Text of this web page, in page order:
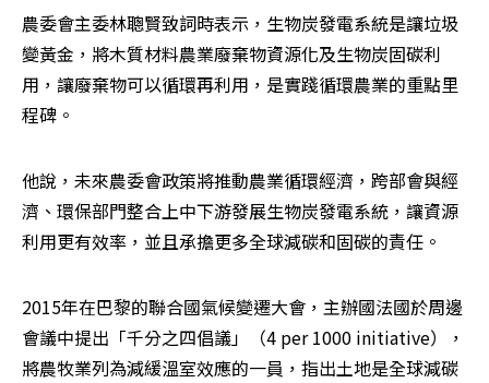
農委會主委林聰賢致詞時表示，生物炭發電系統是讓垃圾
變黃金，將木質材料農業廢棄物資源化及生物炭固碳利
用，讓廢棄物可以循環再利用，是實踐循環農業的重點里
程碑。
他說，未來農委會政策將推動農業循環經濟，跨部會與經
濟、環保部門整合上中下游發展生物炭發電系統，讓資源
利用更有效率，並且承擔更多全球減碳和固碳的責任。
2015年在巴黎的聯合國氣候變遷大會，主辦國法國於周邊
會議中提出「千分之四倡議」（4 per 1000 initiative），
將農牧業列為減緩溫室效應的一員，指出土地是全球減碳